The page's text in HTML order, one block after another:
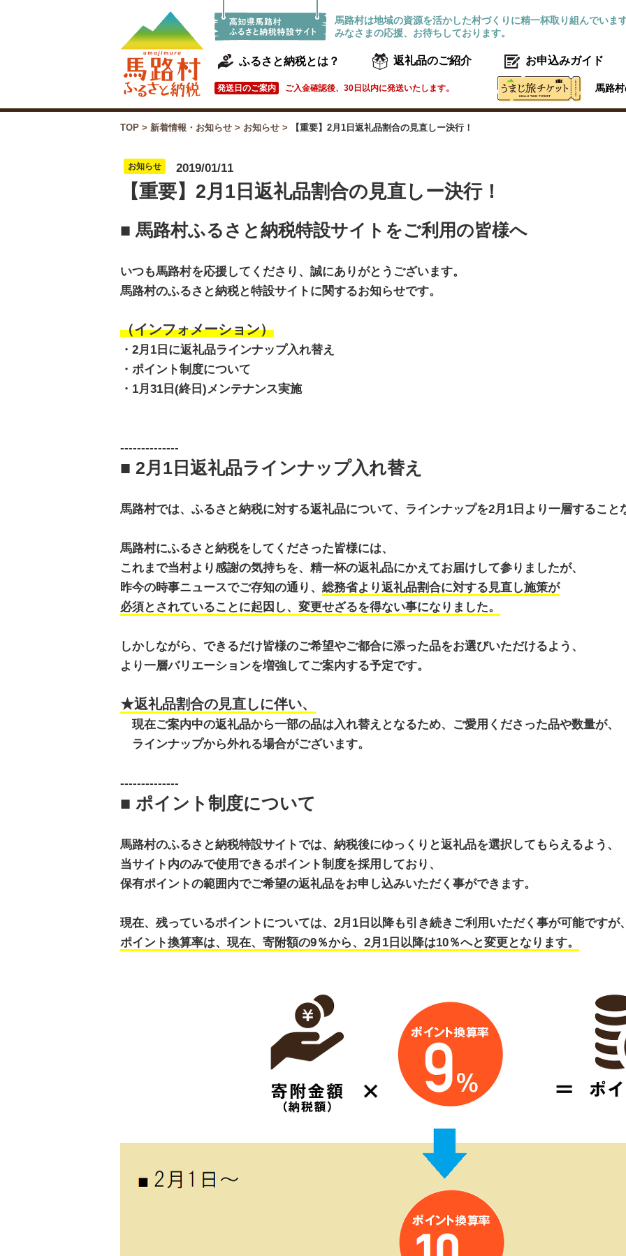
馬路村は地域の資源を活かした村づくりに精一杯取り組んでいます
みなさまの応援、お待ちしております。
ふるさと納税とは？ 返礼品のご紹介 お申込みガイド
発送日のご案内 ご入金確認後、30日以内に発送いたします。 馬路
TOP > 新着情報・お知らせ > お知らせ > 【重要】2月1日返礼品割合の見直しー決行！
お知らせ 2019/01/11
【重要】2月1日返礼品割合の見直しー決行！
■ 馬路村ふるさと納税特設サイトをご利用の皆様へ
いつも馬路村を応援してくださり、誠にありがとうございます。
馬路村のふるさと納税と特設サイトに関するお知らせです。
（インフォメーション）
・2月1日に返礼品ラインナップ入れ替え
・ポイント制度について
・1月31日(終日)メンテナンス実施
--------------
■ 2月1日返礼品ラインナップ入れ替え
馬路村では、ふるさと納税に対する返礼品について、ラインナップを2月1日より一層すること
馬路村にふるさと納税をしてくださった皆様には、
これまで当村より感謝の気持ちを、精一杯の返礼品にかえてお届けして参りましたが、
昨今の時事ニュースでご存知の通り、 総務省より返礼品割合に対する見直し施策が
必須とされていることに起因し、変更せざるを得ない事になりました。
しかしながら、できるだけ皆様のご希望やご都合に添った品をお選びいただけるよう、
より一層バリエーションを増強してご案内する予定です。
★返礼品割合の見直しに伴い、
現在ご案内中の返礼品から一部の品は入れ替えとなるため、ご愛用くださった品や数量が、
ラインナップから外れる場合がございます。
--------------
■ ポイント制度について
馬路村のふるさと納税特設サイトでは、納税後にゆっくりと返礼品を選択してもらえるよう、
当サイト内のみで使用できるポイント制度を採用しており、
保有ポイントの範囲内でご希望の返礼品をお申し込みいただく事ができます。
現在、残っているポイントについては、2月1日以降も引き続きご利用いただく事が可能ですが、
ポイント換算率は、現在、寄附額の9％から、2月1日以降は10％へと変更となります。